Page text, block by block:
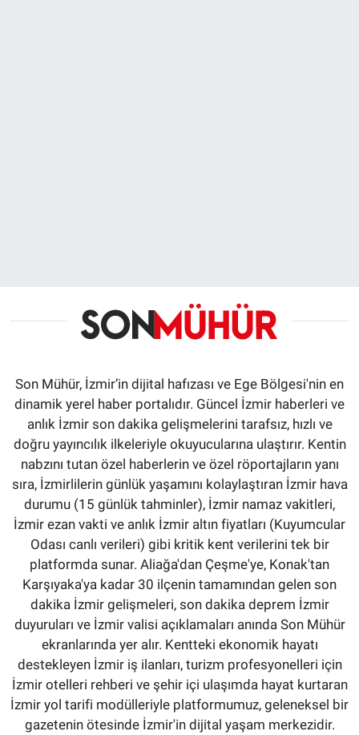
Son Mühür, İzmir’in dijital hafızası ve Ege Bölgesi'nin en
dinamik yerel haber portalıdır. Güncel İzmir haberleri ve
anlık İzmir son dakika gelişmelerini tarafsız, hızlı ve
doğru yayıncılık ilkeleriyle okuyucularına ulaştırır. Kentin
nabzını tutan özel haberlerin ve özel röportajların yanı
sıra, İzmirlilerin günlük yaşamını kolaylaştıran İzmir hava
durumu (15 günlük tahminler), İzmir namaz vakitleri,
İzmir ezan vakti ve anlık İzmir altın fiyatları (Kuyumcular
Odası canlı verileri) gibi kritik kent verilerini tek bir
platformda sunar. Aliağa'dan Çeşme'ye, Konak'tan
Karşıyaka'ya kadar 30 ilçenin tamamından gelen son
dakika İzmir gelişmeleri, son dakika deprem İzmir
duyuruları ve İzmir valisi açıklamaları anında Son Mühür
ekranlarında yer alır. Kentteki ekonomik hayatı
destekleyen İzmir iş ilanları, turizm profesyonelleri için
İzmir otelleri rehberi ve şehir içi ulaşımda hayat kurtaran
İzmir yol tarifi modülleriyle platformumuz, geleneksel bir
gazetenin ötesinde İzmir'in dijital yaşam merkezidir.